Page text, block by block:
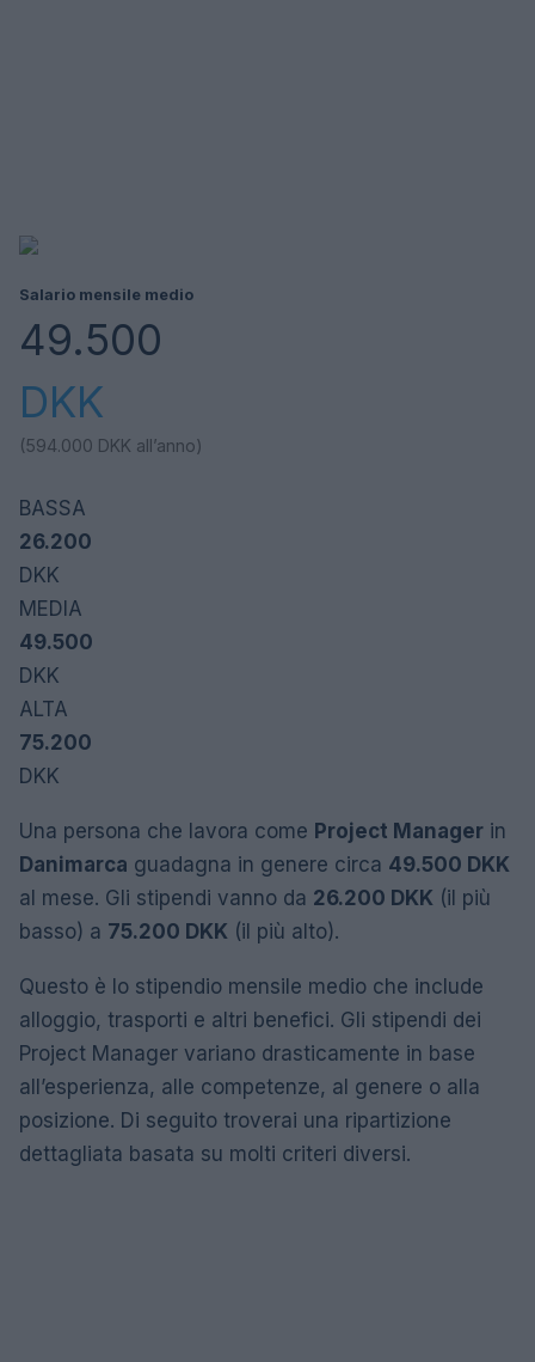
Salario mensile medio
49.500
DKK
(594.000 DKK all’anno)
BASSA
26.200
DKK
MEDIA
49.500
DKK
ALTA
75.200
DKK
Una persona che lavora come Project Manager in
Danimarca guadagna in genere circa 49.500 DKK
al mese. Gli stipendi vanno da 26.200 DKK (il più
basso) a 75.200 DKK (il più alto).
Questo è lo stipendio mensile medio che include
alloggio, trasporti e altri benefici. Gli stipendi dei
Project Manager variano drasticamente in base
all’esperienza, alle competenze, al genere o alla
posizione. Di seguito troverai una ripartizione
dettagliata basata su molti criteri diversi.